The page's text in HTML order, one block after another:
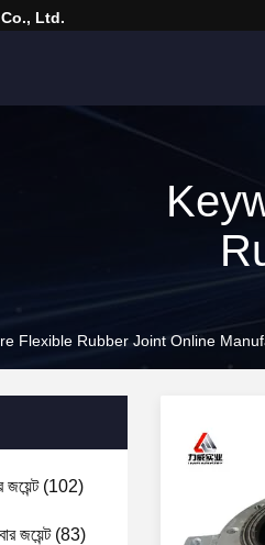
Ltd.
Flexible Rubber Joint Online
(102)
জয়েন্ট(83)